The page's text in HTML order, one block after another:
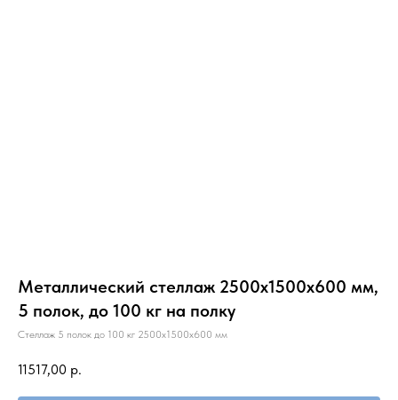
Металлический стеллаж 2500х1500х600 мм,
5 полок, до 100 кг на полку
Стеллаж 5 полок до 100 кг 2500х1500х600 мм
11517,00 р.